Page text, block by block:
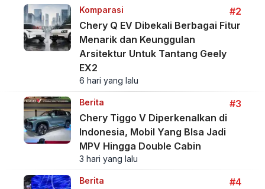
Komparasi
#2
Chery Q EV Dibekali Berbagai Fitur
Menarik dan Keunggulan
Arsitektur Untuk Tantang Geely
EX2
6 hari yang lalu
Berita
#3
Chery Tiggo V Diperkenalkan di
Indonesia, Mobil Yang BIsa Jadi
MPV Hingga Double Cabin
3 hari yang lalu
Berita
#4